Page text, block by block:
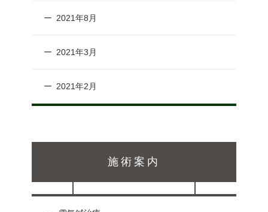
2021年8月
2021年3月
2021年2月
施術案内